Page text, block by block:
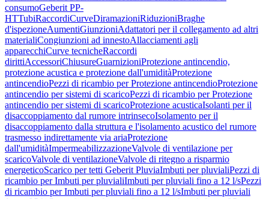
consumoGeberit PP-
HTTubiRaccordiCurveDiramazioniRiduzioniBraghe
d'ispezioneAumentiGiunzioniAdattatori per il collegamento ad altri
materialiCongiunzioni ad innestoAllacciamenti agli
apparecchiCurve tecnicheRaccordi
dirittiAccessoriChiusureGuarnizioniProtezione antincendio,
protezione acustica e protezione dall'umiditàProtezione
antincendioPezzi di ricambio per Protezione antincendioProtezione
antincendio per sistemi di scaricoPezzi di ricambio per Protezione
antincendio per sistemi di scaricoProtezione acusticaIsolanti per il
disaccoppiamento dal rumore intrinsecoIsolamento per il
disaccoppiamento dalla struttura e l'isolamento acustico del rumore
trasmesso indirettamente via ariaProtezione
dall'umiditàImpermeabilizzazioneValvole di ventilazione per
scaricoValvole di ventilazioneValvole di ritegno a risparmio
energeticoScarico per tetti Geberit PluviaImbuti per pluvialiPezzi di
ricambio per Imbuti per pluvialiImbuti per pluviali fino a 12 l/sPezzi
di ricambio per Imbuti per pluviali fino a 12 l/sImbuti per pluviali